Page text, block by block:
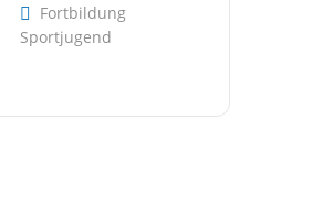
Fortbildung
Sportjugend